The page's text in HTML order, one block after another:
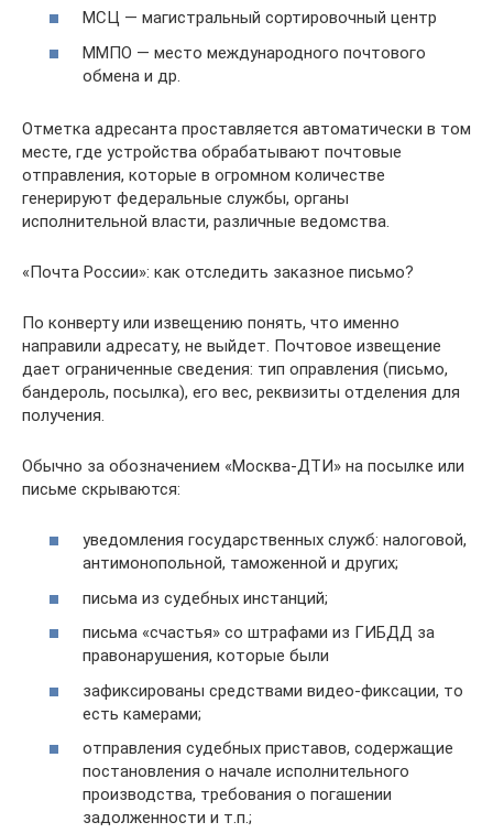
МСЦ — магистральный сортировочный центр
ММПО — место международного почтового
обмена и др.
Отметка адресанта проставляется автоматически в том
месте, где устройства обрабатывают почтовые
отправления, которые в огромном количестве
генерируют федеральные службы, органы
исполнительной власти, различные ведомства.
«Почта России»: как отследить заказное письмо?
По конверту или извещению понять, что именно
направили адресату, не выйдет. Почтовое извещение
дает ограниченные сведения: тип оправления (письмо,
бандероль, посылка), его вес, реквизиты отделения для
получения.
Обычно за обозначением «Москва-ДТИ» на посылке или
письме скрываются:
уведомления государственных служб: налоговой,
антимонопольной, таможенной и других;
письма из судебных инстанций;
письма «счастья» со штрафами из ГИБДД за
правонарушения, которые были
зафиксированы средствами видео-фиксации, то
есть камерами;
отправления судебных приставов, содержащие
постановления о начале исполнительного
производства, требования о погашении
задолженности и т.п.;